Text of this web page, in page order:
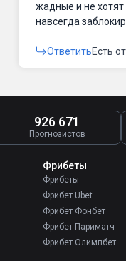
жадные и не хотят
навсегда
ОтветитьЕсть
926 671
Прогнозистов
Фрибеты
Фрибеты
Фрибет Ubet
Фрибет Фонбет
Фрибет Париматч
Фрибет Олимпбет